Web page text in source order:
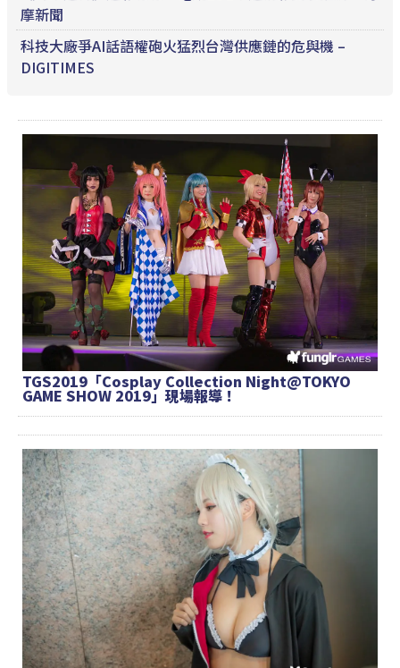
摩新聞
科技大廠爭AI話語權砲火猛烈台灣供應鏈的危與機 –
DIGITIMES
TGS2019「Cosplay Collection Night@TOKYO
GAME SHOW 2019」現場報導！